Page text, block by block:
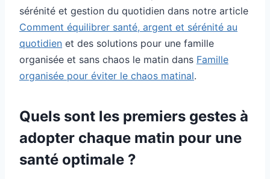
sérénité et gestion du quotidien dans notre article
Comment équilibrer santé, argent et sérénité au
quotidien et des solutions pour une famille
organisée et sans chaos le matin dans Famille
organisée pour éviter le chaos matinal.
Quels sont les premiers gestes à
adopter chaque matin pour une
santé optimale ?